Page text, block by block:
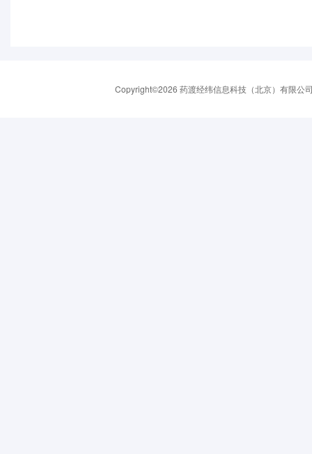
Copyright©2026 药渡经纬信息科技（北京）有限公